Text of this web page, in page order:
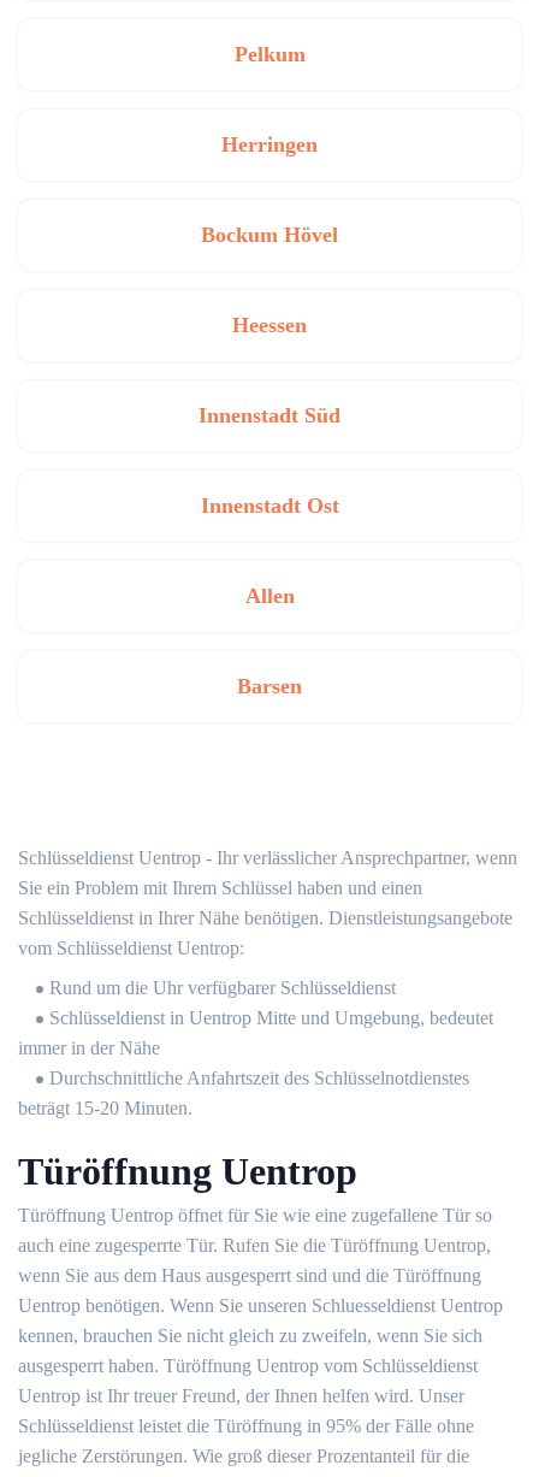
Pelkum
Herringen
Bockum Hövel
Heessen
Innenstadt Süd
Innenstadt Ost
Allen
Barsen
Schlüsseldienst Uentrop - Ihr verlässlicher Ansprechpartner, wenn
Sie ein Problem mit Ihrem Schlüssel haben und einen
Schlüsseldienst in Ihrer Nähe benötigen. Dienstleistungsangebote
vom Schlüsseldienst Uentrop:
Rund um die Uhr verfügbarer Schlüsseldienst
Schlüsseldienst in Uentrop Mitte und Umgebung, bedeutet
immer in der Nähe
Durchschnittliche Anfahrtszeit des Schlüsselnotdienstes
beträgt 15-20 Minuten.
Türöffnung Uentrop
Türöffnung Uentrop öffnet für Sie wie eine zugefallene Tür so
auch eine zugesperrte Tür. Rufen Sie die Türöffnung Uentrop,
wenn Sie aus dem Haus ausgesperrt sind und die Türöffnung
Uentrop benötigen. Wenn Sie unseren Schluesseldienst Uentrop
kennen, brauchen Sie nicht gleich zu zweifeln, wenn Sie sich
ausgesperrt haben. Türöffnung Uentrop vom Schlüsseldienst
Uentrop ist Ihr treuer Freund, der Ihnen helfen wird. Unser
Schlüsseldienst leistet die Türöffnung in 95% der Fälle ohne
jegliche Zerstörungen. Wie groß dieser Prozentanteil für die